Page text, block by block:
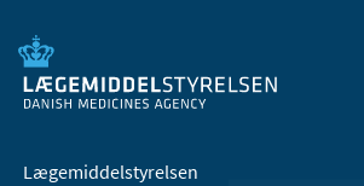
Lægemiddelstyrelsen